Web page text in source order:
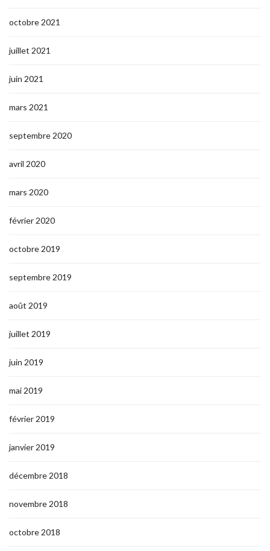
octobre 2021
juillet 2021
juin 2021
mars 2021
septembre 2020
avril 2020
mars 2020
février 2020
octobre 2019
septembre 2019
août 2019
juillet 2019
juin 2019
mai 2019
février 2019
janvier 2019
décembre 2018
novembre 2018
octobre 2018